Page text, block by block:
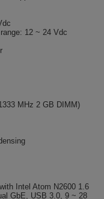
12 ~ 24 Vdc
MHz 2 GB DIMM)
Intel Atom N2600 1.6
GbE, USB 3.0, 9 ~ 28